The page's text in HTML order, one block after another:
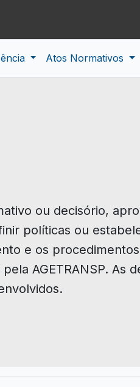
Atos Normativos
ou decisório,
políticas ou
e os
AGETRANSP.